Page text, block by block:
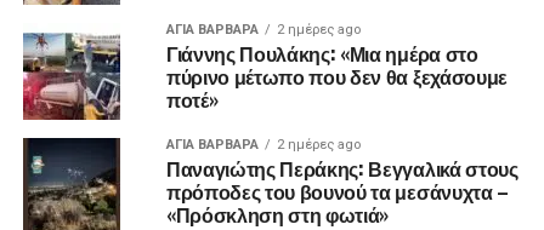
ΑΓΙΑ ΒΑΡΒΑΡΑ 2 ημέρες ago
Γιάννης Πουλάκης: «Μια ημέρα στο
πύρινο μέτωπο που δεν θα ξεχάσουμε
ποτέ»
ΑΓΙΑ ΒΑΡΒΑΡΑ 2 ημέρες ago
Παναγιώτης Περάκης: Βεγγαλικά στους
πρόποδες του βουνού τα μεσάνυχτα –
«Πρόσκληση στη φωτιά»